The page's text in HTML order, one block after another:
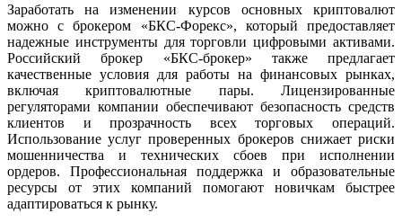
Заработать на изменении курсов основных криптовалют
можно с брокером «БКС-Форекс», который предоставляет
надежные инструменты для торговли цифровыми активами.
Российский брокер «БКС-брокер» также предлагает
качественные условия для работы на финансовых рынках,
включая криптовалютные пары. Лицензированные
регуляторами компании обеспечивают безопасность средств
клиентов и прозрачность всех торговых операций.
Использование услуг проверенных брокеров снижает риски
мошенничества и технических сбоев при исполнении
ордеров. Профессиональная поддержка и образовательные
ресурсы от этих компаний помогают новичкам быстрее
адаптироваться к рынку.